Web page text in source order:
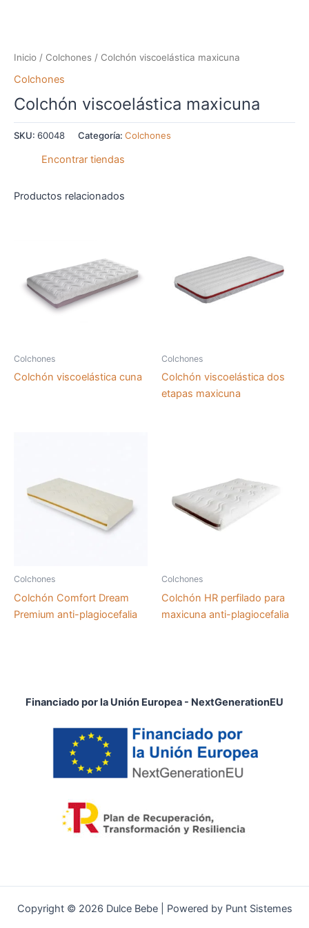
Inicio / Colchones / Colchón viscoelástica maxicuna
Colchones
Colchón viscoelástica maxicuna
SKU: 60048 Categoría: Colchones
Encontrar tiendas
Productos relacionados
Colchones
Colchón viscoelástica cuna
Colchones
Colchón viscoelástica dos
etapas maxicuna
Colchones
Colchón Comfort Dream
Premium anti-plagiocefalia
Colchones
Colchón HR perfilado para
maxicuna anti-plagiocefalia
Financiado por la Unión Europea - NextGenerationEU
Copyright © 2026 Dulce Bebe | Powered by Punt Sistemes